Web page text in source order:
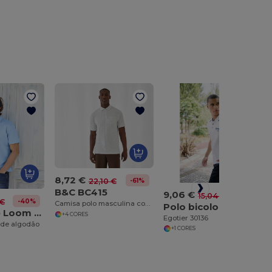
-40%
Fruit of the Loom SC282
algodão
8,72 € 22,10 € -61%
B&C BC415
Camisa polo masculina com bolso
+4 CORES
9,06 € 15,04 €
Egotier 30136
+1 CORES